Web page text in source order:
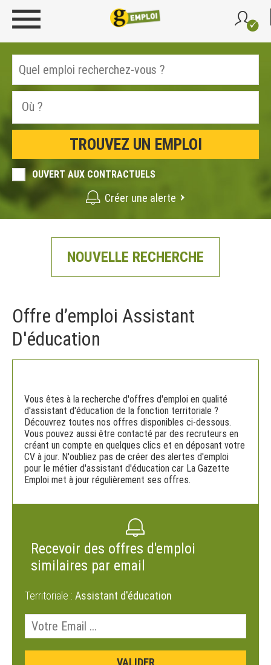
OUVERT AUX CONTRACTUELS
Créer une alerte
NOUVELLE RECHERCHE
Offre d’emploi Assistant
D'éducation
Vous êtes à la recherche d'offres d'emploi en qualité
d'assistant d'éducation de la fonction territoriale ?
Découvrez toutes nos offres disponibles ci-dessous.
Vous pouvez aussi être contacté par des recruteurs en
créant un compte en quelques clics et en déposant votre
CV à jour. N'oubliez pas de créer des alertes d'emploi
pour le métier d'assistant d'éducation car La Gazette
Emploi met à jour régulièrement ses offres.
Recevoir des offres d'emploi
similaires par email
Territoriale : Assistant d'éducation